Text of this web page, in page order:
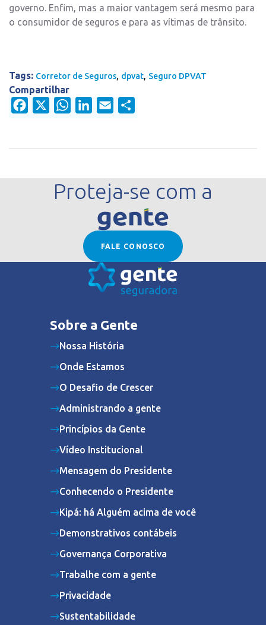
governo. Enfim, mas a maior vantagem será mesmo para
o consumidor de seguros e para as vítimas de trânsito.
Tags: Corretor de Seguros, dpvat, Seguro DPVAT
Compartilhar
Facebook
WhatsAppLinkedIn
Email
Proteja-se com a
FALE CONOSCO
Sobre a Gente
Nossa História
Onde Estamos
O Desafio de Crescer
Administrando a gente
Princípios da Gente
Vídeo Institucional
Mensagem do Presidente
Conhecendo o Presidente
Kipá: há Alguém acima de você
Demonstrativos contábeis
Governança Corporativa
Trabalhe com a gente
Privacidade
Sustentabilidade